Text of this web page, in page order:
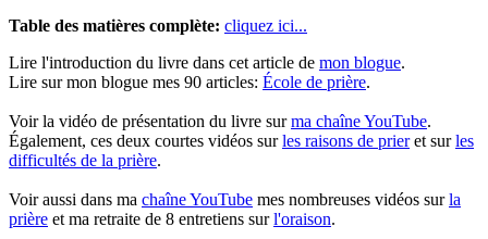
Table des matières complète: cliquez ici...
Lire l'introduction du livre dans cet article de mon blogue.
Lire sur mon blogue mes 90 articles: École de prière.
Voir la vidéo de présentation du livre surma chaîne YouTube.
Également, ces deux courtes vidéos surles raisons de prieret surles
difficultés de la prière.
Voir aussi dans ma chaîne YouTube mes nombreuses vidéos surla
prière et ma retraite de 8 entretiens surl'oraison.